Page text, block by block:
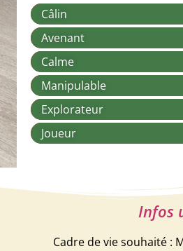
Câlin
Avenant
Calme
Manipulable
Explorateur
Joueur
Infos
Cadre de vie souhaité :